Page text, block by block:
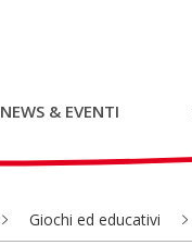
NEWS & EVENTI
Giochi ed educativi